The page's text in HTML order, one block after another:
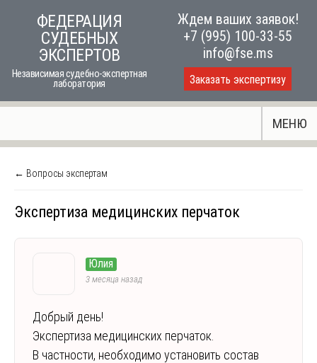
ФЕДЕРАЦИЯ
СУДЕБНЫХ
ЭКСПЕРТОВ
Независимая судебно-экспертная
лаборатория
Ждем ваших заявок!
+7 (995) 100-33-55
info@fse.ms
Заказать экспертизу
МЕНЮ
← Вопросы экспертам
Экспертиза медицинских перчаток
Юлия
3 месяца назад
Добрый день!
Экспертиза медицинских перчаток.
В частности, необходимо установить состав